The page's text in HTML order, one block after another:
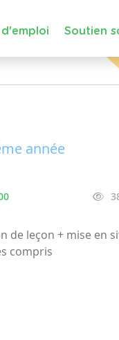
Soutien
année
de leçon + mise en
compris